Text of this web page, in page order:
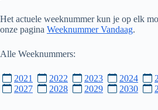
Het actuele weeknummer kun je op elk
onze pagina Weeknummer Vandaag.
Alle Weeknummers:
2021 2022 2023 2024
2027
2028 2029 2030